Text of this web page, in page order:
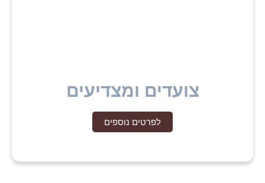
צועדים ומצדיעים
לפרטים נוספים